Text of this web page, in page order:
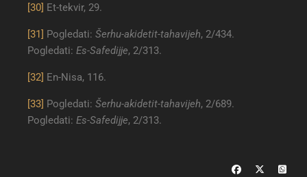
[30] Et-tekvir, 29.
[31] Pogledati: Šerhu-akidetit-tahavijeh, 2/434.
Pogledati: Es-Safedijje, 2/313.
[32] En-Nisa, 116.
[33] Pogledati: Šerhu-akidetit-tahavijeh, 2/689.
Pogledati: Es-Safedijje, 2/313.